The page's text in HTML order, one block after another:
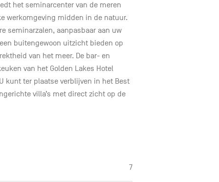
het seminarcenter van de meren
werkomgeving midden in de natuur.
seminarzalen, aanpasbaar aan uw
buitengewoon uitzicht bieden op
van het meer. De bar- en
van het Golden Lakes Hotel
kunt ter plaatse verblijven in het Best
villa’s met direct zicht op de
7